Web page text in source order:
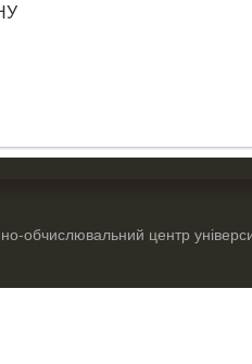
обчислювальний центр